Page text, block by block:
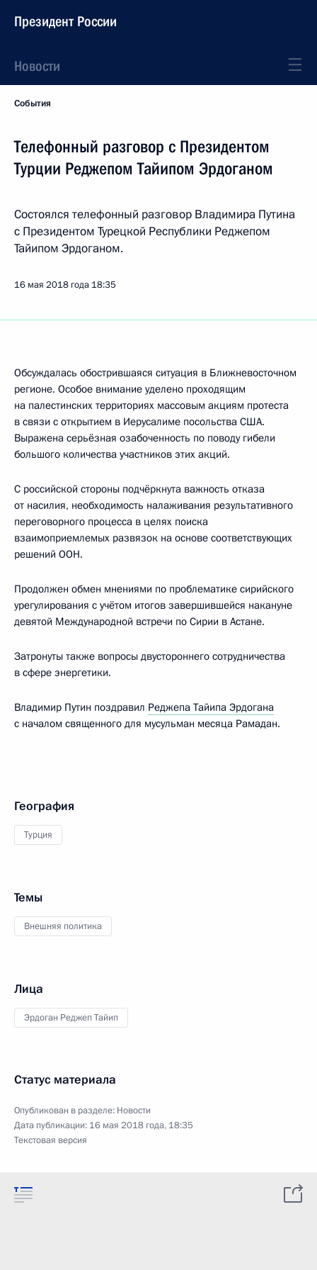
Президент России
Новости
События
Телефонный разговор с Президентом
Турции Реджепом Тайипом Эрдоганом
Состоялся телефонный разговор Владимира Путина
с Президентом Турецкой Республики Реджепом
Тайипом Эрдоганом.
16 мая 2018 года 18:35
Обсуждалась обострившаяся ситуация в Ближневосточном
регионе. Особое внимание уделено проходящим
на палестинских территориях массовым акциям протеста
в связи с открытием в Иерусалиме посольства США.
Выражена серьёзная озабоченность по поводу гибели
большого количества участников этих акций.
С российской стороны подчёркнута важность отказа
от насилия, необходимость налаживания результативного
переговорного процесса в целях поиска
взаимоприемлемых развязок на основе соответствующих
решений ООН.
Продолжен обмен мнениями по проблематике сирийского
урегулирования с учётом итогов завершившейся накануне
девятой Международной встречи по Сирии в Астане.
Затронуты также вопросы двустороннего сотрудничества
в сфере энергетики.
Владимир Путин поздравил Реджепа Тайипа Эрдогана
с началом священного для мусульман месяца Рамадан.
География
Турция
Темы
Внешняя политика
Лица
Эрдоган Реджеп Тайип
Статус материала
Опубликован в разделе: Новости
Дата публикации: 16 мая 2018 года, 18:35
Текстовая версия